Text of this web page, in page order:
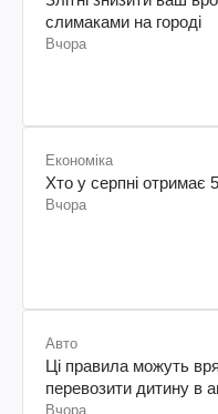
слимаками на городі
Вчора
Економіка
Хто у серпні отримає
Вчора
Авто
Ці правила можуть
перевозити дитину в
Вчора